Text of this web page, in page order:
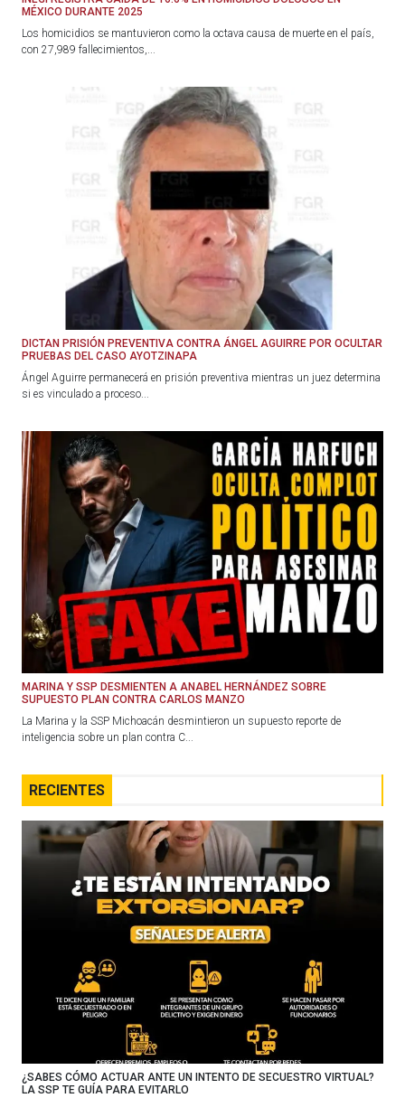
MÉXICO DURANTE 2025
Los homicidios se mantuvieron como la octava causa de muerte en el país,
con 27,989 fallecimientos,...
DICTAN PRISIÓN PREVENTIVA CONTRA ÁNGEL AGUIRRE POR OCULTAR
PRUEBAS DEL CASO AYOTZINAPA
Ángel Aguirre permanecerá en prisión preventiva mientras un juez determina
si es vinculado a proceso...
MARINA Y SSP DESMIENTEN A ANABEL HERNÁNDEZ SOBRE
SUPUESTO PLAN CONTRA CARLOS MANZO
La Marina y la SSP Michoacán desmintieron un supuesto reporte de
inteligencia sobre un plan contra C...
RECIENTES
¿SABES CÓMO ACTUAR ANTE UN INTENTO DE SECUESTRO VIRTUAL?
LA SSP TE GUÍA PARA EVITARLO